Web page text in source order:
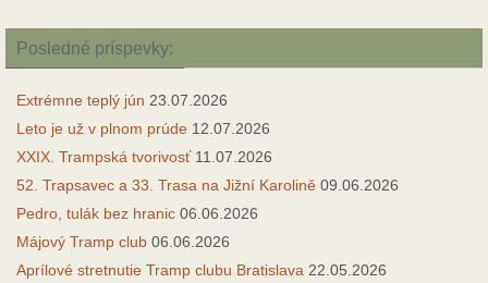
Posledné príspevky:
Extrémne teplý jún 23.07.2026
Leto je už v plnom prúde 12.07.2026
XXIX. Trampská tvorivosť 11.07.2026
52. Trapsavec a 33. Trasa na Jižní Karolině 09.06.2026
Pedro, tulák bez hranic 06.06.2026
Májový Tramp club 06.06.2026
Aprílové stretnutie Tramp clubu Bratislava 22.05.2026